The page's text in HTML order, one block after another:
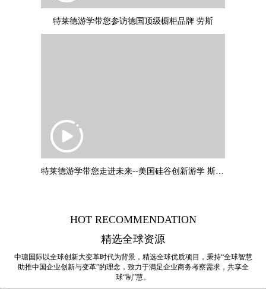
特莱德游学带您参访德国顶级橱柜品牌 劳斯
特莱德游学带您走进未来--美国硅谷创新游学 斯坦福大学：叶教授专题
HOT RECOMMENDATION
精选全球资源
中瑭国际以全球创新大变革时代为背景，精选全球优质项目，秉持“全球智慧
助推中国企业创新与变革”的理念，致力于满足企业商务考察需求，共享全
球“制”慧。